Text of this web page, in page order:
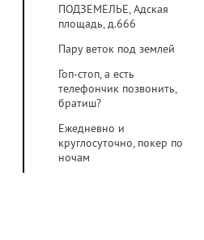
ПОДЗЕМЕЛЬЕ, Адская
площадь, д.666
Пару веток под землей
Гоп-стоп, а есть
телефончик позвонить,
братиш?
Ежедневно и
круглосуточно, покер по
ночам